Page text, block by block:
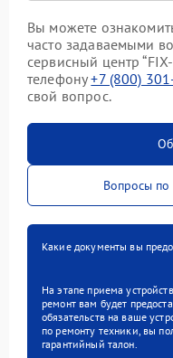
Вы можете
часто задаваемыми
сервисный центр
телефону+7 (800)
свой вопрос.
Вопросы по
Какие документы вы
На этапе приема
ремонт вам будет
обязательств на ваше
по ремонту техники, вы
гарантийный талон.